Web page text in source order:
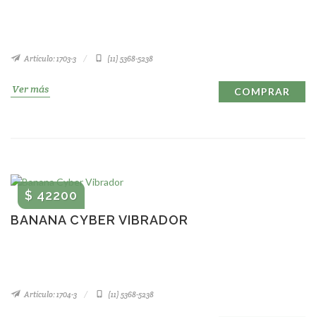
Artículo: 1703-3 (11) 5368-5238
Ver más COMPRAR
BANANA CYBER VIBRADOR
$ 42200
Artículo: 1704-3 (11) 5368-5238